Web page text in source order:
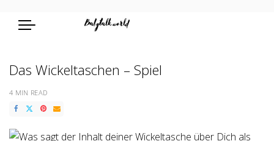
Das Wickeltaschen – Spiel
4 MIN READ